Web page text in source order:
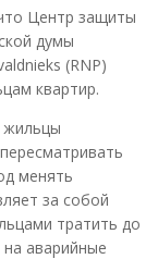
Центр защиты
думы
(RNP)
квартир.
жильцы
менять
за собой
тратить до
аварийные